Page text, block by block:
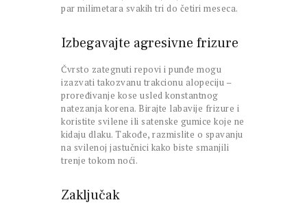
par milimetara svakih tri do četiri meseca.
Izbegavajte agresivne frizure
Čvrsto zategnuti repovi i punđe mogu
izazvati takozvanu trakcionu alopeciju –
proređivanje kose usled konstantnog
natezanja korena. Birajte labavije frizure i
koristite svilene ili satenske gumice koje ne
kidaju dlaku. Takođe, razmislite o spavanju
na svilenoj jastučnici kako biste smanjili
trenje tokom noći.
Zaključak